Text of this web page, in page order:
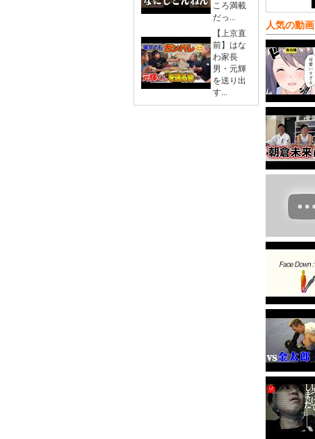
ころ満載
だっ...
【上京直
前】はな
わ家長
男・元輝
を送り出
す...
人気の動画